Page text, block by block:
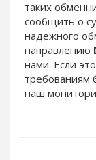
таких
сообщить о
надежного
направлению
нами. Если
требованиям
наш
Webmoney
Webmoney
Webmoney
Webmoney
Webmoney